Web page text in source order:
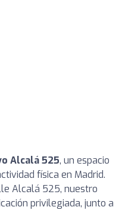
Alcalá 525, un espacio
física en Madrid.
Alcalá 525, nuestro
privilegiada, junto a